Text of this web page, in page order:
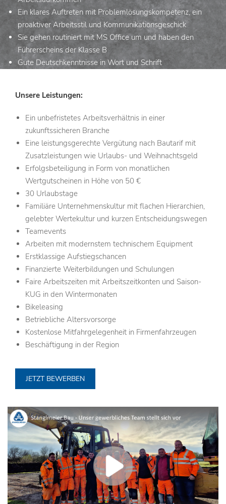
Ein klares Auftreten mit Problemlösungskompetenz, ein
proaktiver Arbeitsstil und Kommunikationsgeschick
Sie gehen routiniert mit MS Office um und haben den
Führerscheins der Klasse B
Gute Deutschkenntnisse in Wort und Schrift
Unsere Leistungen:
Ein unbefristetes Arbeitsverhältnis in einer
zukunftssicheren Branche
Eine leistungsgerechte Vergütung nach Bautarif mit
Zusatzleistungen wie Urlaubs- und Weihnachtsgeld
Erfolgsbeteiligung in Form von monatlichen
Wertgutscheinen in Höhe von 50 €
30 Urlaubstage
Familiäre Unternehmenskultur mit flachen Hierarchien,
gelebter Wertekultur und kurzen Entscheidungswegen
Teamevents
Arbeiten mit modernstem technischem Equipment
Erstklassige Aufstiegschancen
Finanzierte Weiterbildungen und Schulungen
Faire Arbeitszeiten mit Arbeitszeitkonten und Saison-
KUG in den Wintermonaten
Bikeleasing
Betriebliche Altersvorsorge
Kostenlose Mitfahrgelegenheit in Firmenfahrzeugen
Beschäftigung in der Region
JETZT BEWERBEN